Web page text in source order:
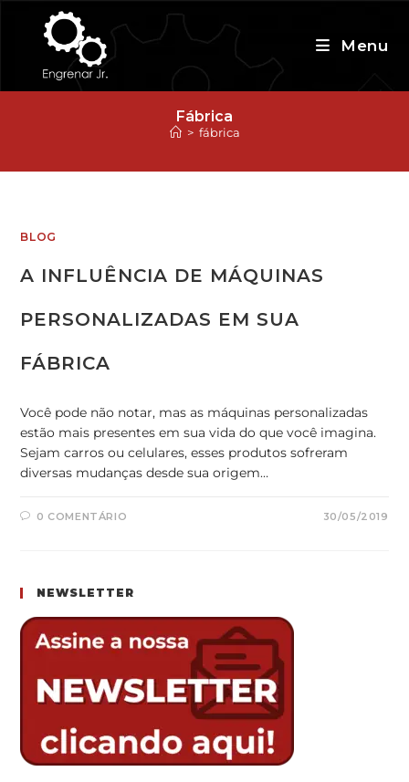
conteúdo
Menu
Fábrica
> fábrica
BLOG
A INFLUÊNCIA DE MÁQUINAS
PERSONALIZADAS EM SUA
FÁBRICA
Você pode não notar, mas as máquinas personalizadas
estão mais presentes em sua vida do que você imagina.
Sejam carros ou celulares, esses produtos sofreram
diversas mudanças desde sua origem…
0 COMENTÁRIO 30/05/2019
NEWSLETTER